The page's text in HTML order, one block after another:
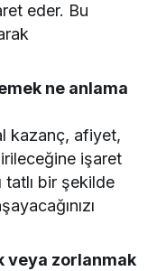
eder. Bu
ne anlama
kazanç, afiyet,
işaret
tatlı bir şekilde
veya zorlanmak